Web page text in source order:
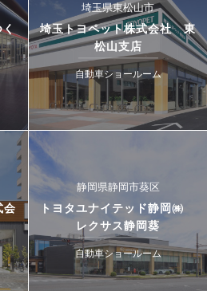
埼玉県東松山市
埼玉トヨペット株式会社 東
松山支店
自動車ショールーム
会
静岡県静岡市葵区
トヨタユナイテッド静岡㈱
レクサス静岡葵
自動車ショールーム